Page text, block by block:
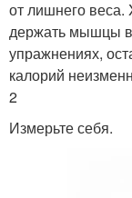
от лишнего
держать мышцы в
упражнениях,
калорий
2
Измерьте себя.